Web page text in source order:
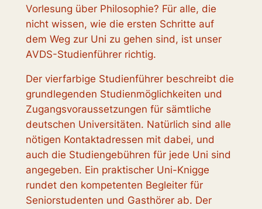
Vorlesung über Philosophie? Für alle, die
nicht wissen, wie die ersten Schritte auf
dem Weg zur Uni zu gehen sind, ist unser
AVDS-Studienführer richtig.
Der vierfarbige Studienführer beschreibt die
grundlegenden Studienmöglichkeiten und
Zugangsvoraussetzungen für sämtliche
deutschen Universitäten. Natürlich sind alle
nötigen Kontaktadressen mit dabei, und
auch die Studiengebühren für jede Uni sind
angegeben. Ein praktischer Uni-Knigge
rundet den kompetenten Begleiter für
Seniorstudenten und Gasthörer ab. Der